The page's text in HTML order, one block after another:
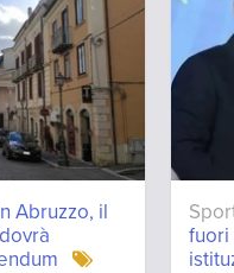
Abruzzo, il
fuori